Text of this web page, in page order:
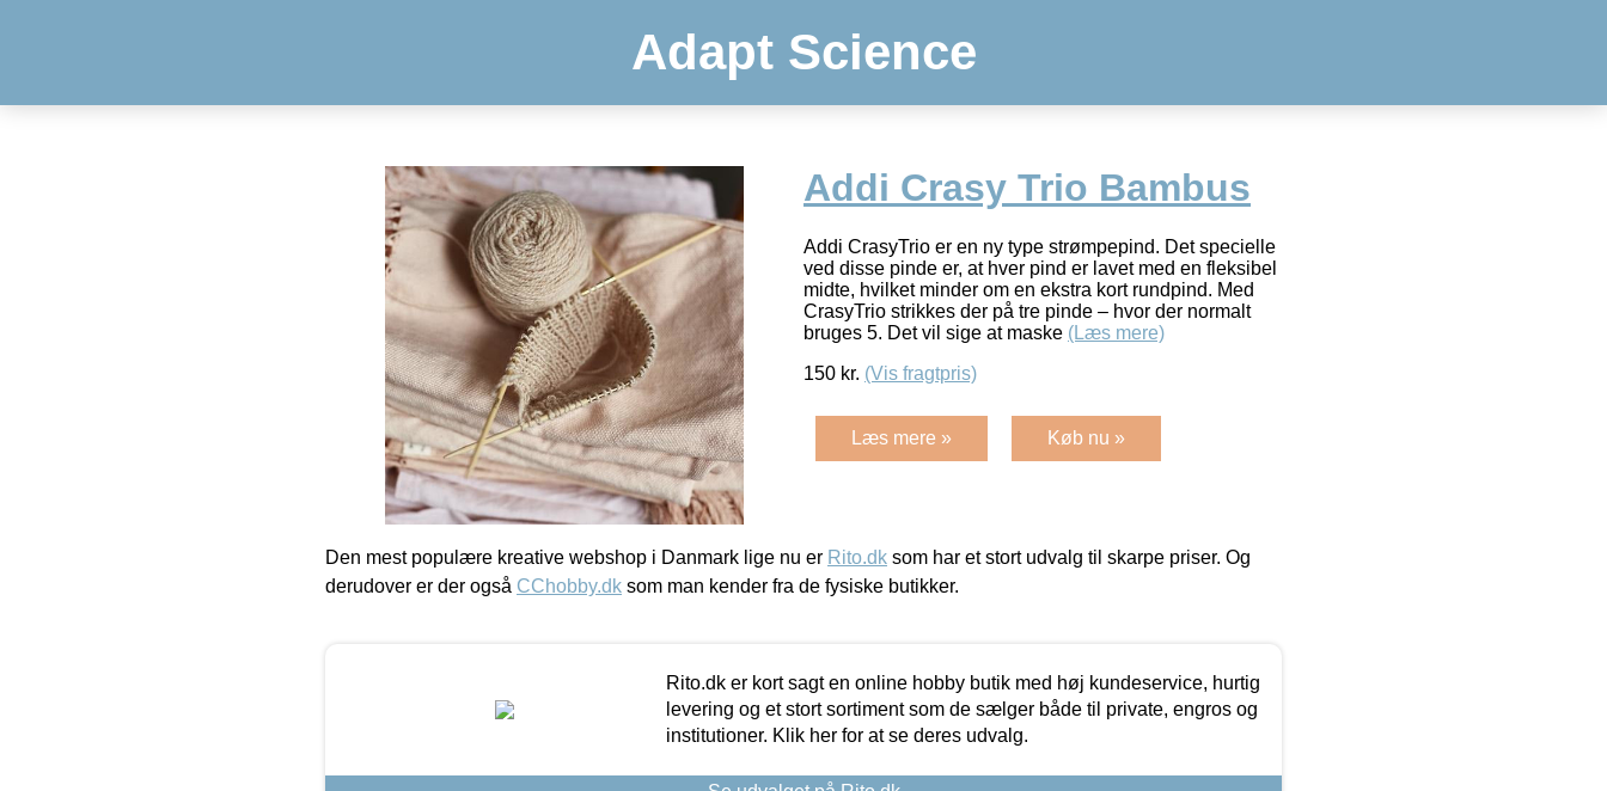
Adapt Science
Addi Crasy Trio Bambus
Addi CrasyTrio er en ny type strømpepind. Det specielle
ved disse pinde er, at hver pind er lavet med en fleksibel
midte, hvilket minder om en ekstra kort rundpind. Med
CrasyTrio strikkes der på tre pinde – hvor der normalt
bruges 5. Det vil sige at maske (Læs mere)
150 kr. (Vis fragtpris)
Læs mere » Køb nu »
Den mest populære kreative webshop i Danmark lige nu er Rito.dk som har et stort udvalg til skarpe priser. Og
derudover er der også CChobby.dk som man kender fra de fysiske butikker.
Rito.dk er kort sagt en online hobby butik med høj kundeservice, hurtig
levering og et stort sortiment som de sælger både til private, engros og
institutioner. Klik her for at se deres udvalg.